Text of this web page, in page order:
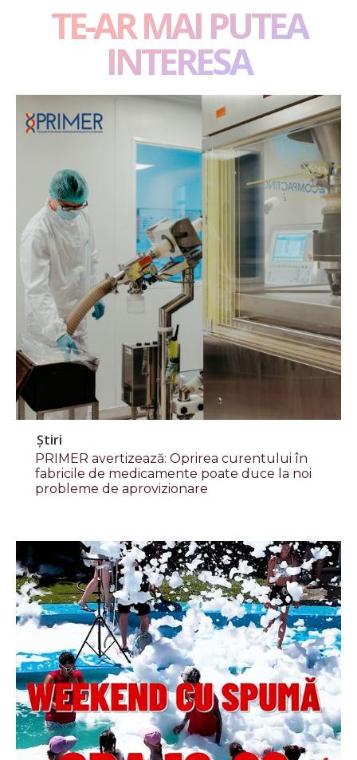
TE-AR MAI PUTEA
INTERESA
Știri
PRIMER avertizează: Oprirea curentului în
fabricile de medicamente poate duce la noi
probleme de aprovizionare